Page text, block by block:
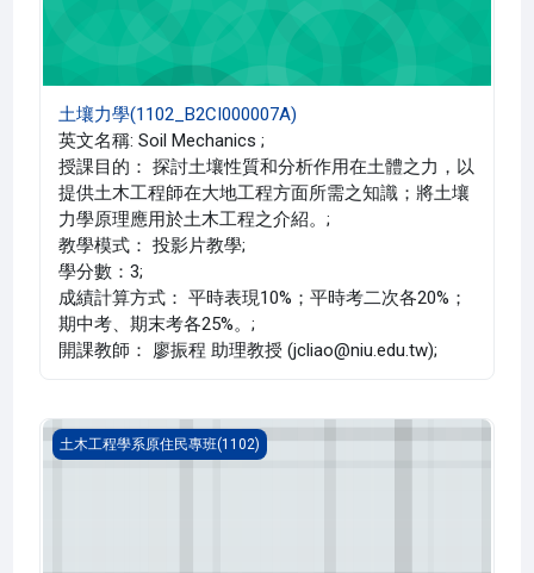
土壤力學(1102_B2CI000007A)
英文名稱: Soil Mechanics ;
授課目的： 探討土壤性質和分析作用在土體之力，以
提供土木工程師在大地工程方面所需之知識；將土壤
力學原理應用於土木工程之介紹。;
教學模式： 投影片教學;
學分數：3;
成績計算方式： 平時表現10%；平時考二次各20%；
期中考、期末考各25%。;
開課教師： 廖振程 助理教授 (jcliao@niu.edu.tw);
土地法(1102_B2CI000003B)
土木工程學系原住民專班(1102)